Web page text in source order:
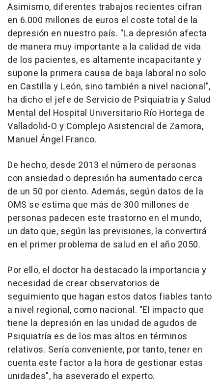
Asimismo, diferentes trabajos recientes cifran
en 6.000 millones de euros el coste total de la
depresión en nuestro país. "La depresión afecta
de manera muy importante a la calidad de vida
de los pacientes, es altamente incapacitante y
supone la primera causa de baja laboral no solo
en Castilla y León, sino también a nivel nacional",
ha dicho el jefe de Servicio de Psiquiatría y Salud
Mental del Hospital Universitario Río Hortega de
Valladolid-O y Complejo Asistencial de Zamora,
Manuel Ángel Franco.
De hecho, desde 2013 el número de personas
con ansiedad o depresión ha aumentado cerca
de un 50 por ciento. Además, según datos de la
OMS se estima que más de 300 millones de
personas padecen este trastorno en el mundo,
un dato que, según las previsiones, la convertirá
en el primer problema de salud en el año 2050.
Por ello, el doctor ha destacado la importancia y
necesidad de crear observatorios de
seguimiento que hagan estos datos fiables tanto
a nivel regional, como nacional. "El impacto que
tiene la depresión en las unidad de agudos de
Psiquiatría es de los mas altos en términos
relativos. Sería conveniente, por tanto, tener en
cuenta este factor a la hora de gestionar estas
unidades", ha aseverado el experto.